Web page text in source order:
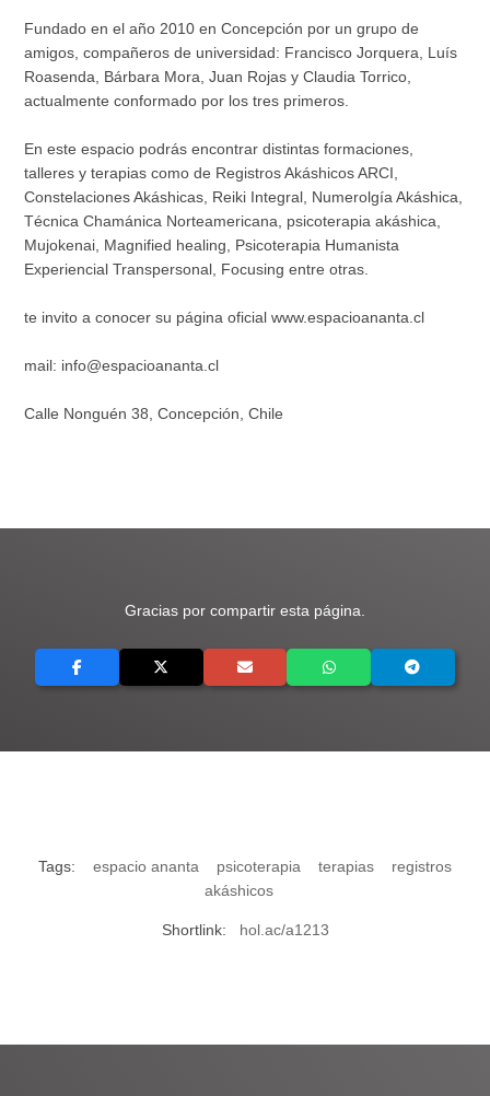
Fundado en el año 2010 en Concepción por un grupo de
amigos, compañeros de universidad: Francisco Jorquera, Luís
Roasenda, Bárbara Mora, Juan Rojas y Claudia Torrico,
actualmente conformado por los tres primeros.
En este espacio podrás encontrar distintas formaciones,
talleres y terapias como de Registros Akáshicos ARCI,
Constelaciones Akáshicas, Reiki Integral, Numerolgía Akáshica,
Técnica Chamánica Norteamericana, psicoterapia akáshica,
Mujokenai, Magnified healing, Psicoterapia Humanista
Experiencial Transpersonal, Focusing entre otras.
te invito a conocer su página oficial www.espacioananta.cl
mail: info@espacioananta.cl
Calle Nonguén 38, Concepción, Chile
Gracias por compartir esta página.
Tags: espacio ananta psicoterapia terapias
registros
akáshicos
Shortlink: hol.ac/a1213